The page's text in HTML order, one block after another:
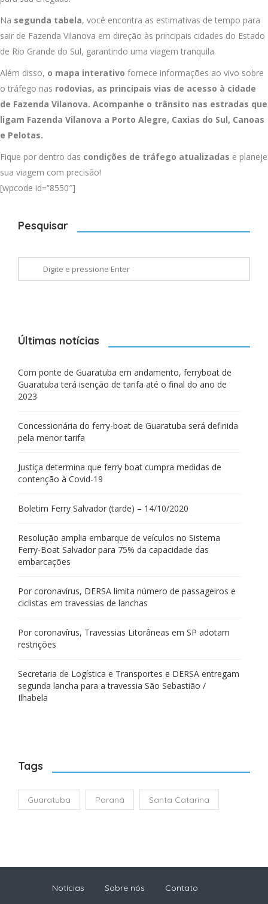
Na segunda tabela, você encontra as estimativas de tempo para
sair de Fazenda Vilanova em direção às principais cidades do Estado
de Rio Grande do Sul, garantindo uma viagem tranquila.
Além disso, o mapa interativo fornece informações ao vivo sobre
o tráfego nas rodovias, as principais vias de acesso à cidade
de Fazenda Vilanova. Acompanhe o trânsito nas estradas que
ligam Fazenda Vilanova a Porto Alegre, Caxias do Sul, Canoas
e Pelotas.
Fique por dentro das condições de tráfego atualizadas e planeje
sua viagem com precisão!
[wpcode id=”8550″]
Pesquisar
Últimas notícias
Com ponte de Guaratuba em andamento, ferryboat de
Guaratuba terá isenção de tarifa até o final do ano de
2023
Concessionária do ferry-boat de Guaratuba será definida
pela menor tarifa
Justiça determina que ferry boat cumpra medidas de
contenção à Covid-19
Boletim Ferry Salvador (tarde) – 14/10/2020
Resolução amplia embarque de veículos no Sistema
Ferry-Boat Salvador para 75% da capacidade das
embarcações
Por coronavírus, DERSA limita número de passageiros e
ciclistas em travessias de lanchas
Por coronavírus, Travessias Litorâneas em SP adotam
restrições
Secretaria de Logística e Transportes e DERSA entregam
segunda lancha para a travessia São Sebastião /
Ilhabela
Tags
Guaratuba Paraná Santa Catarina
Notícias Sobre nós Contato